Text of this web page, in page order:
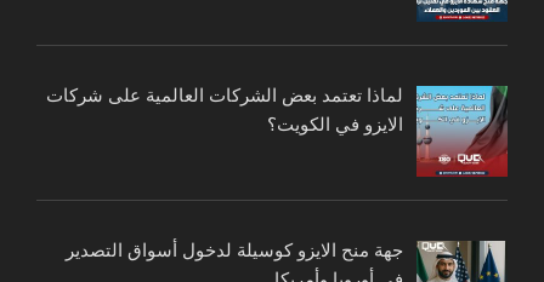
لماذا تعتمد بعض الشركات العالمية على شركات
الايزو في الكويت؟
جهة منح الايزو كوسيلة لدخول أسواق التصدير